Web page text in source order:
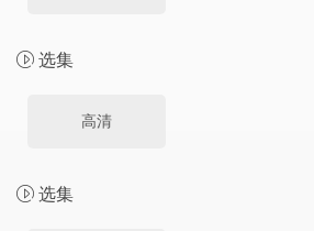
选集
高清
选集